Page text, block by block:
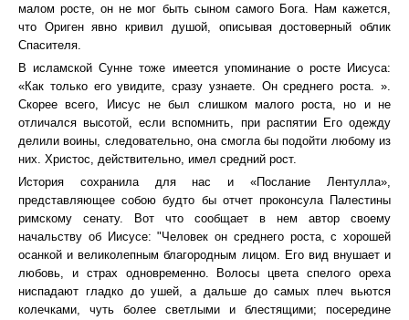
малом росте, он не мог быть сыном самого Бога. Нам кажется,
что Ориген явно кривил душой, описывая достоверный облик
Спасителя.
В исламской Сунне тоже имеется упоминание о росте Иисуса:
«Как только его увидите, сразу узнаете. Он среднего роста. ».
Скорее всего, Иисус не был слишком малого роста, но и не
отличался высотой, если вспомнить, при распятии Его одежду
делили воины, следовательно, она смогла бы подойти любому из
них. Христос, действительно, имел средний рост.
История сохранила для нас и «Послание Лентулла»,
представляющее собою будто бы отчет проконсула Палестины
римскому сенату. Вот что сообщает в нем автор своему
начальству об Иисусе: "Человек он среднего роста, с хорошей
осанкой и великолепным благородным лицом. Его вид внушает и
любовь, и страх одновременно. Волосы цвета спелого ореха
ниспадают гладко до ушей, а дальше до самых плеч вьются
колечками, чуть более светлыми и блестящими; посередине